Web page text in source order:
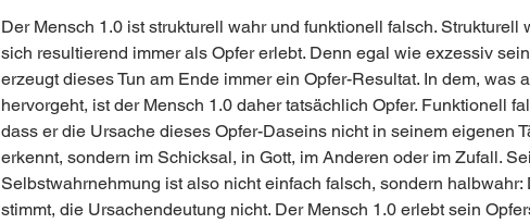
Der Mensch 1.0 ist strukturell wahr und funktionell falsch. Strukturell
sich resultierend immer als Opfer erlebt. Denn egal wie exzessiv sein
erzeugt dieses Tun am Ende immer ein Opfer-Resultat. In dem, was
hervorgeht, ist der Mensch 1.0 daher tatsächlich Opfer. Funktionell
dass er die Ursache dieses Opfer-Daseins nicht in seinem eigenen
erkennt, sondern im Schicksal, in Gott, im Anderen oder im Zufall.
Selbstwahrnehmung ist also nicht einfach falsch, sondern halbwahr:
stimmt, die Ursachendeutung nicht. Der Mensch 1.0 erlebt sein